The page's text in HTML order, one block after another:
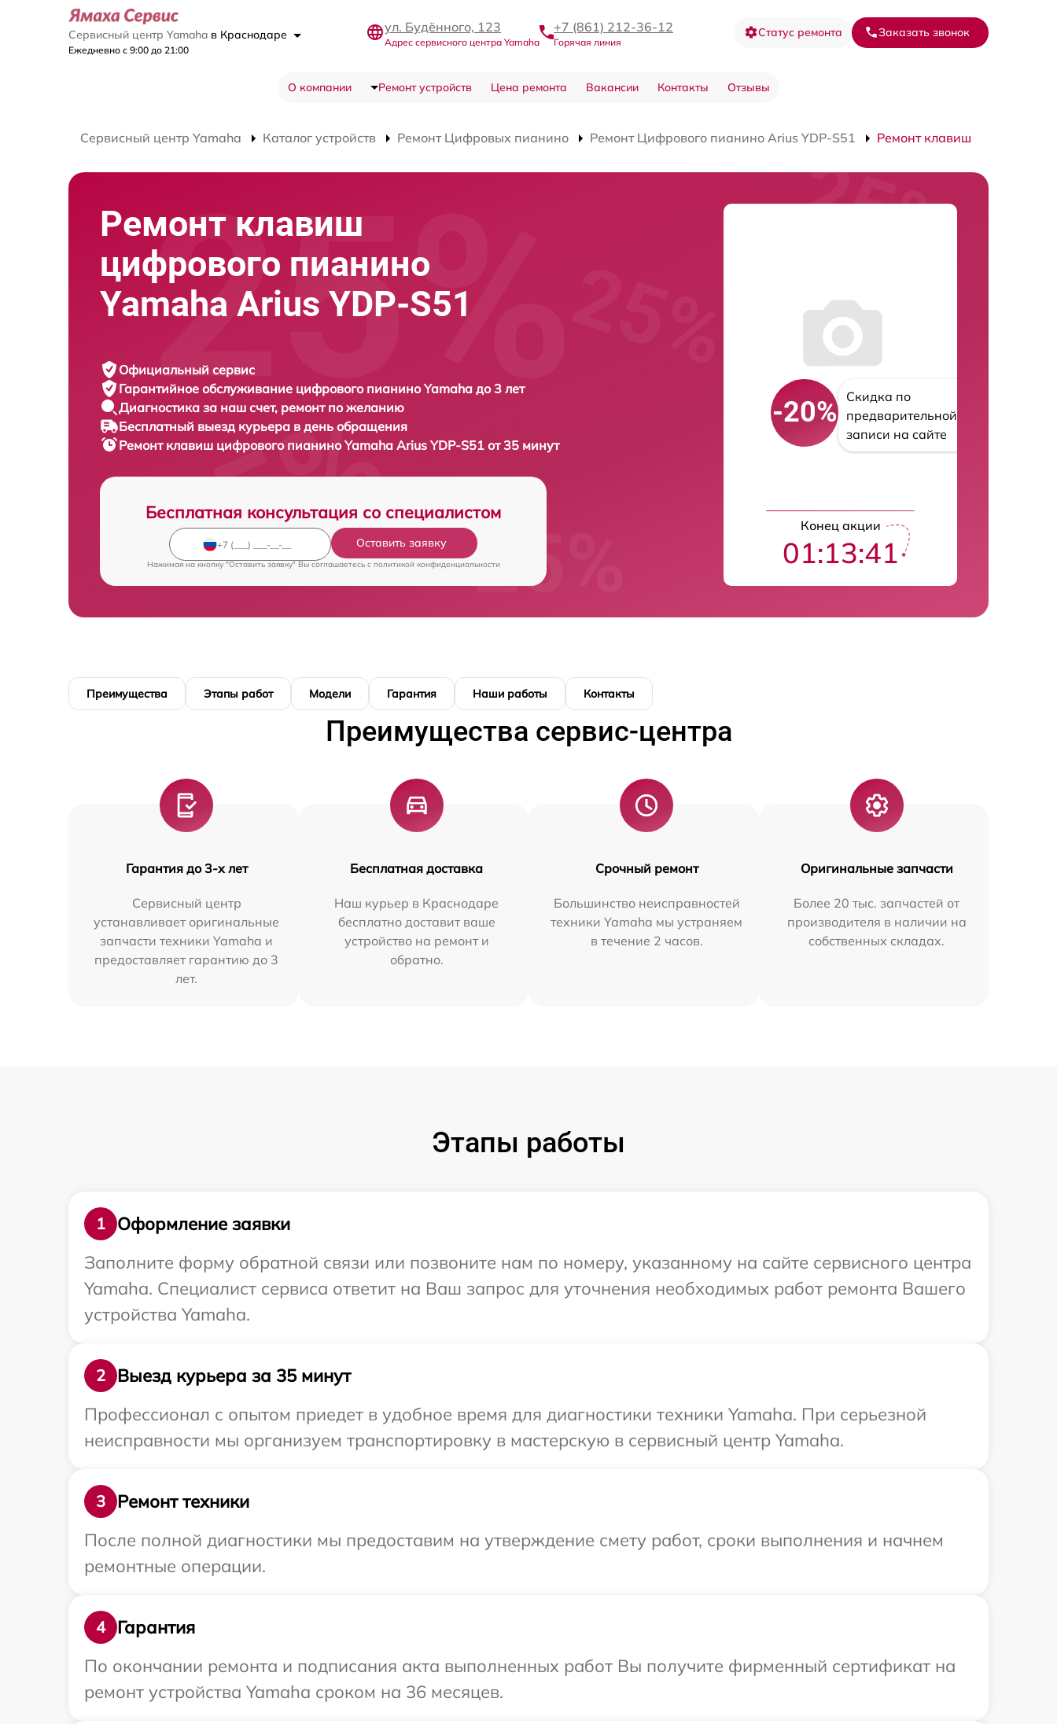
Сервисный центр Yamaha в Краснодаре
Ежедневно с 9:00 до 21:00
ул. Будённого, 123
Адрес сервисного центра Yamaha
+7 (861) 212-36-12
Горячая линия
Статус ремонта Заказать звонок
О компании Ремонт устройств Цена ремонта Вакансии Контакты Отзывы
Сервисный центр Yamaha Каталог устройств Ремонт Цифровых пианино Ремонт Цифрового пианино Arius YDP-S51 Ремонт клавиш
Ремонт клавиш
цифрового пианино
Yamaha Arius YDP-S51
Официальный сервис
Гарантийное обслуживание цифрового пианино Yamaha до 3 лет
Диагностика за наш счет, ремонт по желанию
Бесплатный выезд курьера в день обращения
Ремонт клавиш цифрового пианиноYamaha Arius YDP-S51 от 35 минут
Бесплатная консультация со специалистом
Оставить заявку
Нажимая на кнопку "Оставить заявку" Вы соглашаетесь c политикой конфиденциальности
-20%
Скидка по
предварительной
записи на сайте
Конец акции
01:13:40
Преимущества Этапы работ Модели Гарантия Наши работы Контакты
Преимущества сервис-центра
Гарантия до 3-х лет
Сервисный центр
устанавливает оригинальные
запчасти техники Yamaha и
предоставляет гарантию до 3
лет.
Бесплатная доставка
Наш курьер в Краснодаре
бесплатно доставит ваше
устройство на ремонт и
обратно.
Срочный ремонт
Большинство неисправностей
техники Yamaha мы устраняем
в течение 2 часов.
Оригинальные запчасти
Более 20 тыс. запчастей от
производителя в наличии на
собственных складах.
Этапы работы
1
Оформление заявки
Заполните форму обратной связи или позвоните нам по номеру, указанному на сайте сервисного центра
Yamaha. Специалист сервиса ответит на Ваш запрос для уточнения необходимых работ ремонта Вашего
устройства Yamaha.
2
Выезд курьера за 35 минут
Профессионал с опытом приедет в удобное время для диагностики техники Yamaha. При серьезной
неисправности мы организуем транспортировку в мастерскую в сервисный центр Yamaha.
3
Ремонт техники
После полной диагностики мы предоставим на утверждение смету работ, сроки выполнения и начнем
ремонтные операции.
4
Гарантия
По окончании ремонта и подписания акта выполненных работ Вы получите фирменный сертификат на
ремонт устройства Yamaha сроком на 36 месяцев.